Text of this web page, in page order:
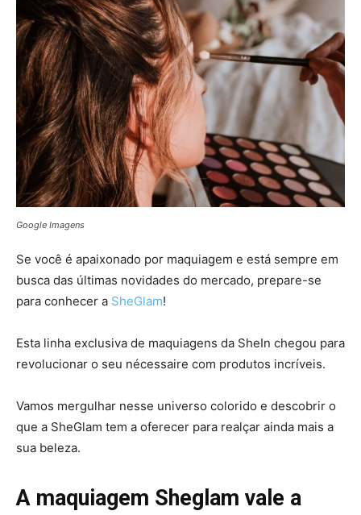
Google Imagens
Se você é apaixonado por maquiagem e está sempre em
busca das últimas novidades do mercado, prepare-se
para conhecer a SheGlam!
Esta linha exclusiva de maquiagens da SheIn chegou para
revolucionar o seu nécessaire com produtos incríveis.
Vamos mergulhar nesse universo colorido e descobrir o
que a SheGlam tem a oferecer para realçar ainda mais a
sua beleza.
A maquiagem Sheglam vale a